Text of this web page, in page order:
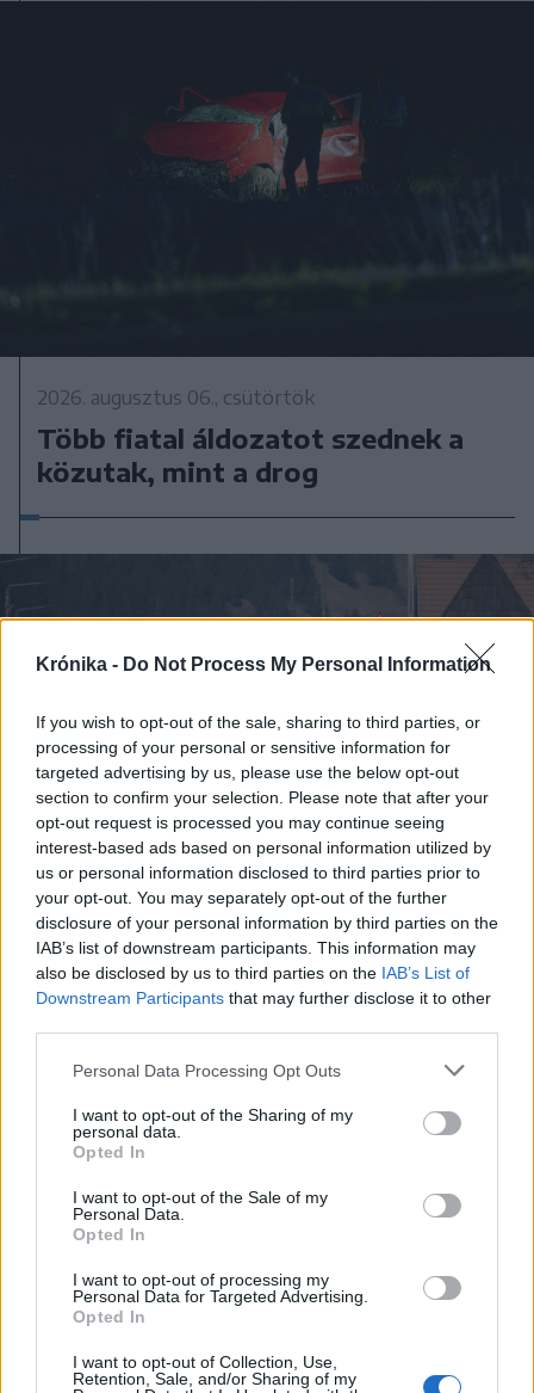
Krónika - Do Not Process My Personal Information
If you wish to opt-out of the sale, sharing to third parties, or
processing of your personal or sensitive information for
targeted advertising by us, please use the below opt-out
section to confirm your selection. Please note that after your
opt-out request is processed you may continue seeing
interest-based ads based on personal information utilized by
us or personal information disclosed to third parties prior to
your opt-out. You may separately opt-out of the further
disclosure of your personal information by third parties on the
IAB’s list of downstream participants. This information may
also be disclosed by us to third parties on the IAB’s List of
Downstream Participants that may further disclose it to other
Personal Data Processing Opt Outs
I want to opt-out of the Sharing of my
personal data.
Opted In
I want to opt-out of the Sale of my
Personal Data.
Opted In
I want to opt-out of processing my
Personal Data for Targeted Advertising.
Opted In
I want to opt-out of Collection, Use,
Retention, Sale, and/or Sharing of my
2026. augusztus 06., csütörtök
Több fiatal áldozatot szednek a
közutak, mint a drog
2026. augusztus 06., csütörtök
CNAIR: alaposan átveri a romániai
útdíjmatricát vásárlókat egy
magyarországi portál